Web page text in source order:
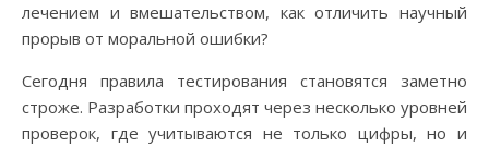
лечением и вмешательством, как отличить научный
прорыв от моральной ошибки?
Сегодня правила тестирования становятся заметно
строже. Разработки проходят через несколько уровней
проверок, где учитываются не только цифры, но и